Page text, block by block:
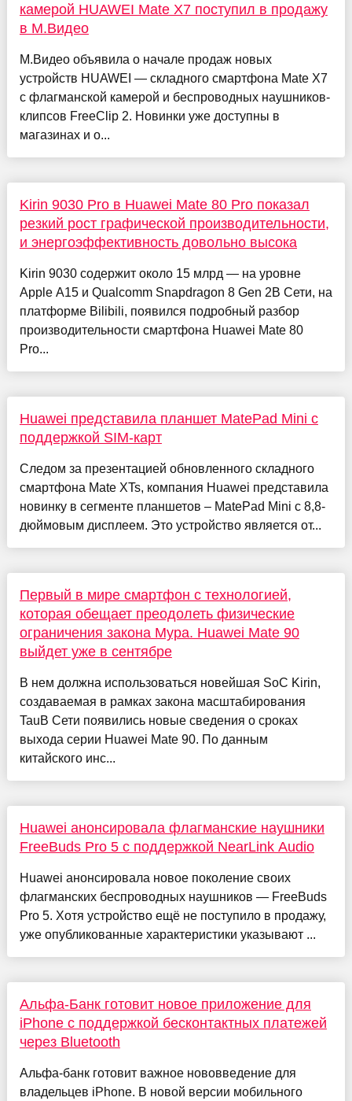
камерой HUAWEI Mate X7 поступил в продажу
в М.Видео
М.Видео объявила о начале продаж новых
устройств HUAWEI — складного смартфона Mate X7
с флагманской камерой и беспроводных наушников-
клипсов FreeClip 2. Новинки уже доступны в
магазинах и о...
Kirin 9030 Pro в Huawei Mate 80 Pro показал
резкий рост графической производительности,
и энергоэффективность довольно высока
Kirin 9030 содержит около 15 млрд — на уровне
Apple A15 и Qualcomm Snapdragon 8 Gen 2В Сети, на
платформе Bilibili, появился подробный разбор
производительности смартфона Huawei Mate 80
Pro...
Huawei представила планшет MatePad Mini с
поддержкой SIM-карт
Следом за презентацией обновленного складного
смартфона Mate XTs, компания Huawei представила
новинку в сегменте планшетов – MatePad Mini с 8,8-
дюймовым дисплеем. Это устройство является от...
Первый в мире смартфон с технологией,
которая обещает преодолеть физические
ограничения закона Мура. Huawei Mate 90
выйдет уже в сентябре
В нем должна использоваться новейшая SoC Kirin,
создаваемая в рамках закона масштабирования
TauВ Сети появились новые сведения о сроках
выхода серии Huawei Mate 90. По данным
китайского инс...
Huawei анонсировала флагманские наушники
FreeBuds Pro 5 с поддержкой NearLink Audio
Huawei анонсировала новое поколение своих
флагманских беспроводных наушников — FreeBuds
Pro 5. Хотя устройство ещё не поступило в продажу,
уже опубликованные характеристики указывают ...
Альфа-Банк готовит новое приложение для
iPhone с поддержкой бесконтактных платежей
через Bluetooth
Альфа-банк готовит важное нововведение для
владельцев iPhone. В новой версии мобильного